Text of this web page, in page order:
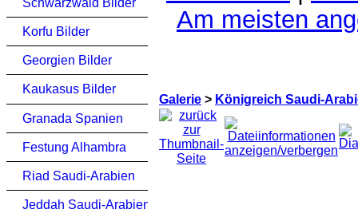
Korfu Bilder
Georgien Bilder
Kaukasus Bilder
Granada Spanien
Festung Alhambra
Riad Saudi-Arabien
Jeddah Saudi-Arabien
Am meisten
Galerie > Königreich Saudi-